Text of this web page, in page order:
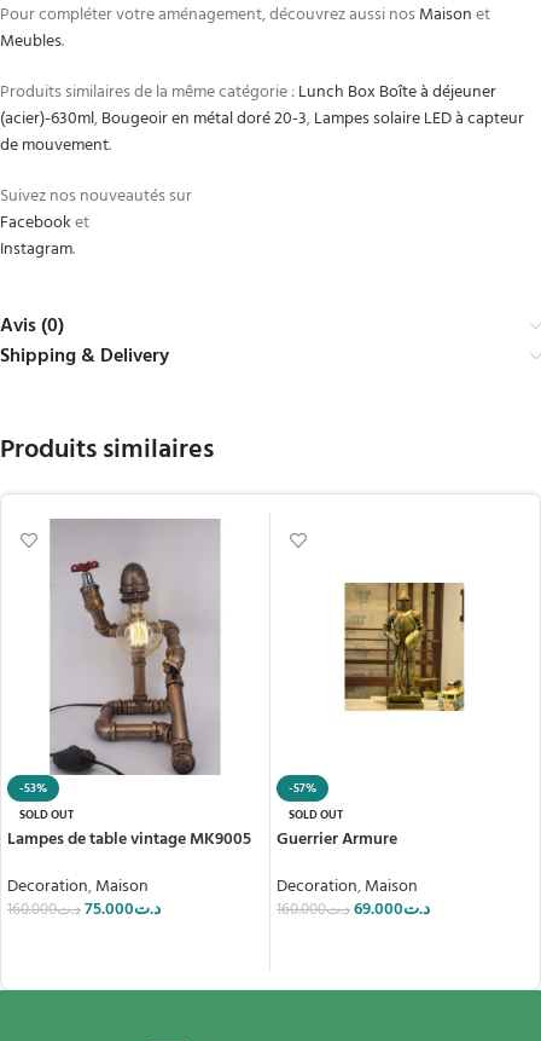
Pour compléter votre aménagement, découvrez aussi nosMaisonet
Meubles.
Produits similaires de la même catégorie :Lunch Box Boîte à déjeuner
(acier)-630ml,Bougeoir en métal doré 20-3,Lampes solaire LED à capteur
de mouvement.
Suivez nos nouveautés sur
Facebooket
Instagram.
Avis (0)
Shipping & Delivery
Produits similaires
-53%
SOLD OUT
Lampes de table vintage MK9005
Decoration,Maison
د.ت160.000 د.ت75.000
-57%
SOLD OUT
Guerrier Armure
Decoration,Maison
د.ت160.000 د.ت69.000